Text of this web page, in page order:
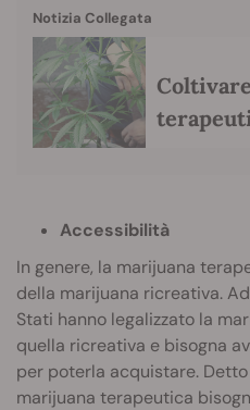
Notizia Collegata
Accessibilità
In genere, la marijuana
della marijuana ricreativa.
Stati hanno legalizzato la
quella ricreativa e bisogna
per poterla acquistare.
marijuana terapeutica